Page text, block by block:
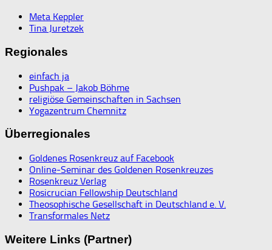
Meta Keppler
Tina Juretzek
Regionales
einfach ja
Pushpak – Jakob Böhme
religiöse Gemeinschaften in Sachsen
Yogazentrum Chemnitz
Überregionales
Goldenes Rosenkreuz auf Facebook
Online-Seminar des Goldenen Rosenkreuzes
Rosenkreuz Verlag
Rosicrucian Fellowship Deutschland
Theosophische Gesellschaft in Deutschland e. V.
Transformales Netz
Weitere Links (Partner)